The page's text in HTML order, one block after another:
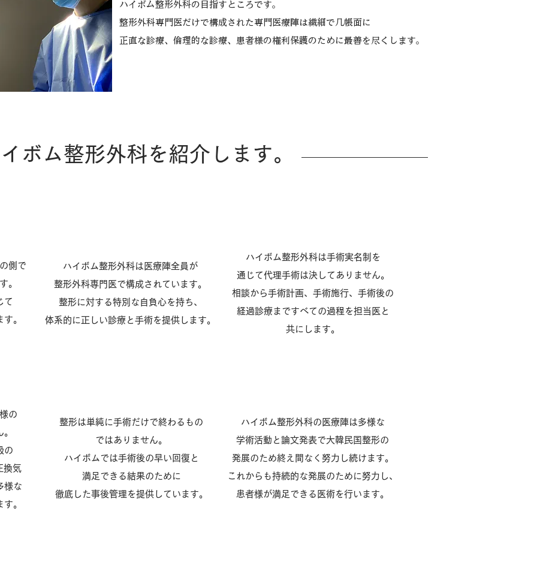
ハイボム整形外科の目指すところです。
整形外科専門医だけで構成された専門医療陣は繊細で几帳面に
正直な診療、倫理的な診療、患者様の権利保護のために最善を尽くします。
ボム整形外科を紹介します。
側で
。
て
。
ハイボム整形外科は医療陣全員が
整形外科専門医で構成されています。
整形に対する特別な自負心を持ち、
体系的に正しい診療と手術を提供します。
ハイボム整形外科は手術実名制を
通じて代理手術は決してありません。
​相談から手術計画、手術施行、手術後の
経過診療まですべての過程を担当医と
共にします。
の
の
換気
様な
。
整形は単純に手術だけで終わるもの
ではありません。
ハイボムでは手術後の早い回復と
満足できる結果のために
徹底した事後管理を提供しています。
ハイボム整形外科の医療陣は多様な
学術活動と論文発表で大韓民国整形の
発展のため終え間なく努力し続けます。
これからも持続的な発展のために努力し、
患者様が満足できる医術を行います。